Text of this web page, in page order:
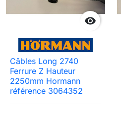

Câbles Long 2740
Ferrure Z Hauteur
2250mm Hormann
référence 3064352